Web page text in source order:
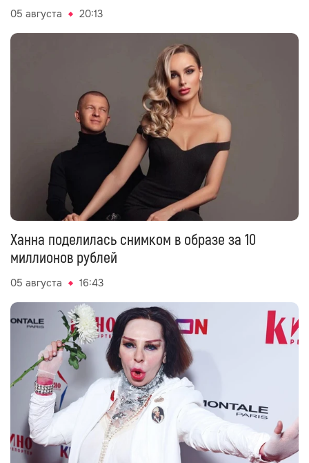
05 августа 20:13
Ханна поделилась снимком в образе за 10
миллионов рублей
05 августа 16:43